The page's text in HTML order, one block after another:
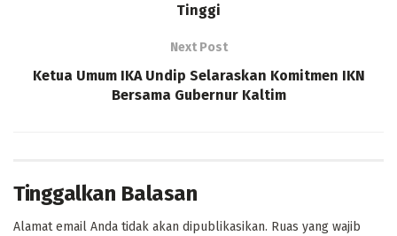
Tinggi
Next Post
Ketua Umum IKA Undip Selaraskan Komitmen IKN
Bersama Gubernur Kaltim
Tinggalkan Balasan
Alamat email Anda tidak akan dipublikasikan. Ruas yang wajib